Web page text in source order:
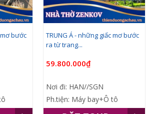
bước
TRUNG Á - những giấc mơ bước
ra từ trang...
59.800.000₫
Nơi đi: HAN//SGN
Ph.tiện: Máy bay+Ô tô